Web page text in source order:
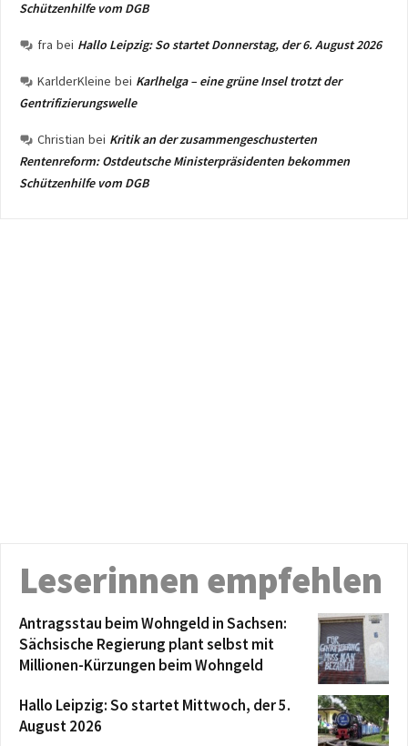
Schützenhilfe vom DGB
fra bei Hallo Leipzig: So startet Donnerstag, der 6. August 2026
KarlderKleine bei Karlhelga – eine grüne Insel trotzt der
Gentrifizierungswelle
Christian bei Kritik an der zusammengeschusterten
Rentenreform: Ostdeutsche Ministerpräsidenten bekommen
Schützenhilfe vom DGB
Leserinnen empfehlen
Antragsstau beim Wohngeld in Sachsen:
Sächsische Regierung plant selbst mit
Millionen-Kürzungen beim Wohngeld
Hallo Leipzig: So startet Mittwoch, der 5.
August 2026